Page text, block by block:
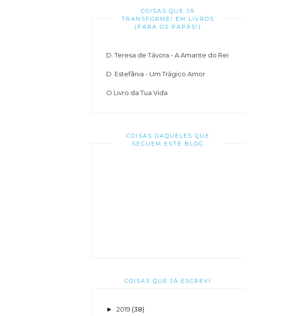
COISAS QUE JÁ
TRANSFORMEI EM LIVROS
(PARA OS PAPÁS!)
D. Teresa de Távora - A Amante do Rei
D. Estefânia - Um Trágico Amor
O Livro da Tua Vida
COISAS DAQUELES QUE
SEGUEM ESTE BLOG
COISAS QUE JÁ ESCREVI
► 2019 (38)